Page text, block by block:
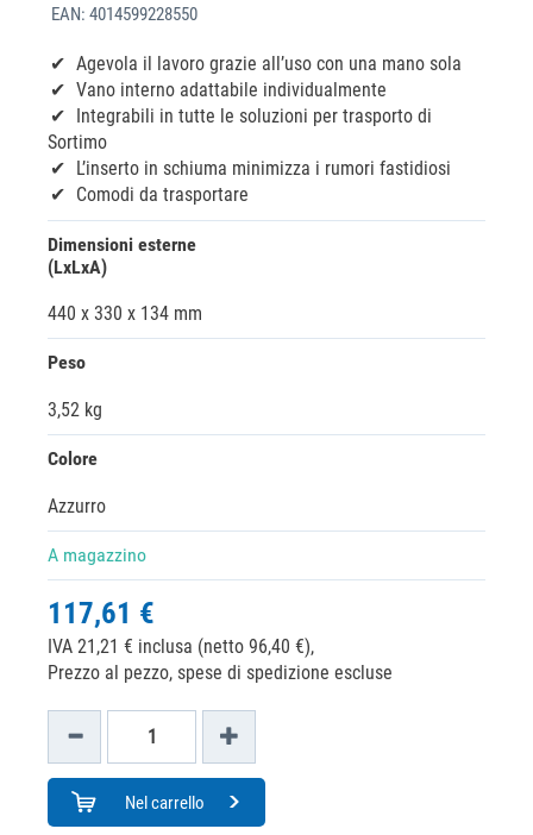
EAN: 4014599228550
Agevola il lavoro grazie all’uso con una mano sola
Vano interno adattabile individualmente
Integrabili in tutte le soluzioni per trasporto di
Sortimo
L’inserto in schiuma minimizza i rumori fastidiosi
Comodi da trasportare
Dimensioni esterne
(LxLxA)
440 x 330 x 134 mm
Peso
3,52 kg
Colore
Azzurro
A magazzino
117,61 €
IVA 21,21 € inclusa (netto 96,40 €),
Prezzo al pezzo, spese di spedizione escluse
Nel carrello